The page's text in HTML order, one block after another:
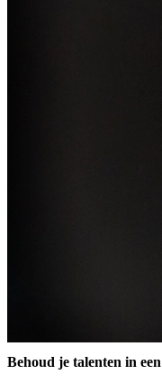
Behoud je talenten in